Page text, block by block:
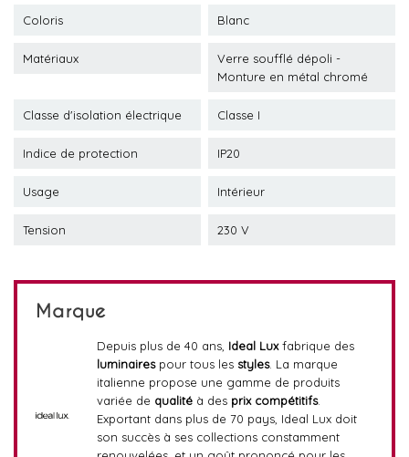
Coloris Blanc
Matériaux
Verre soufflé dépoli -
Monture en métal chromé
Classe d'isolation électrique Classe I
Indice de protection IP20
Usage Intérieur
Tension 230 V
Marque
Depuis plus de 40 ans, Ideal Luxfabrique des
luminairespour tous les styles. La marque
italienne propose une gamme de produits
variée de qualitéà des prix compétitifs.
Exportant dans plus de 70 pays, Ideal Lux doit
son succès à ses collections constamment